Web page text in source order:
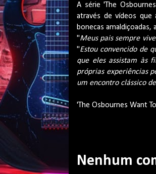
A série 'The
através de vídeos que
bonecas amaldiçoadas,
"Meus pais sempre
"Estou convencido de
que eles assistam às
próprias experiências
um encontro clássico
'The Osbournes Want
Nenhum